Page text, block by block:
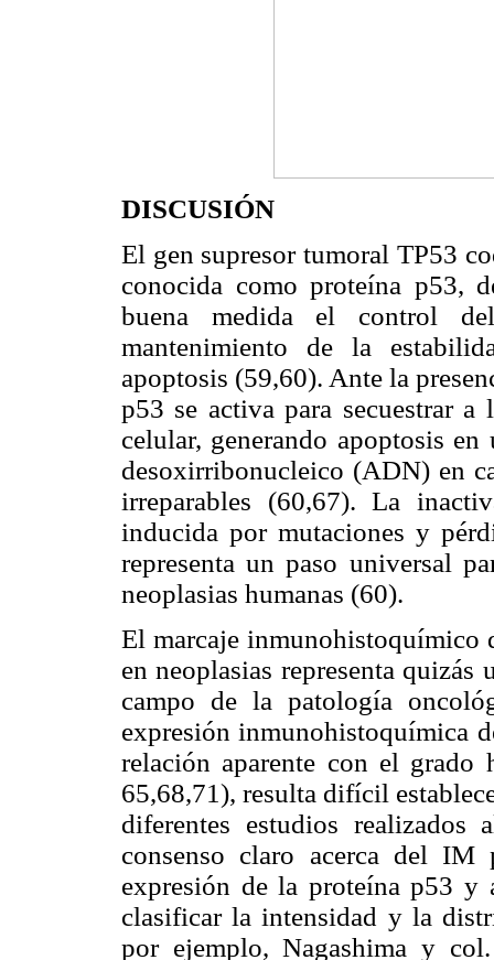
DISCUSIÓN
El gen supresor tumoral TP53
conocida como proteína p53,
buena medida el control
mantenimiento de la
apoptosis (59,60). Ante la
p53 se activa para secuestrar
celular, generando apoptosis
desoxirribonucleico (ADN) en
irreparables (60,67). La
inducida por mutaciones y
representa un paso universal
neoplasias humanas (60).
El marcaje inmunohistoquímico
en neoplasias representa
campo de la patología
expresión inmunohistoquímica
relación aparente con el
65,68,71), resulta difícil
diferentes estudios
consenso claro acerca del
expresión de la proteína p53 y
clasificar la intensidad y la
por ejemplo, Nagashima y